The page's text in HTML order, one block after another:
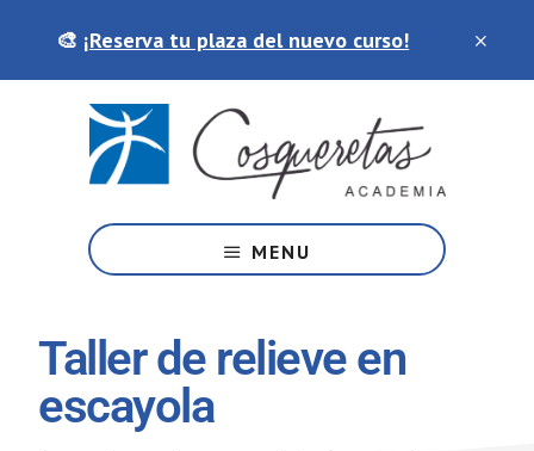
principal
🎨 ¡Reserva tu plaza del nuevo curso!
academia
de
manualidades
MENU
Taller de relieve en
escayola